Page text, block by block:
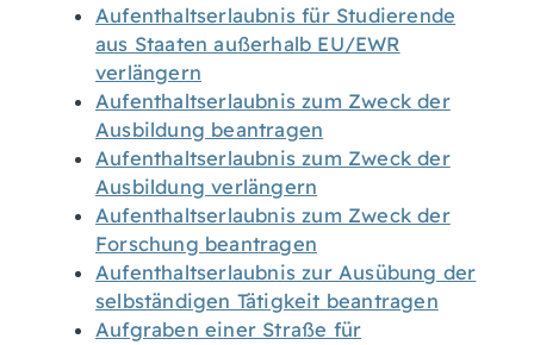
Aufenthaltserlaubnis für Studierende
aus Staaten außerhalb EU/EWR
verlängern
Aufenthaltserlaubnis zum Zweck der
Ausbildung beantragen
Aufenthaltserlaubnis zum Zweck der
Ausbildung verlängern
Aufenthaltserlaubnis zum Zweck der
Forschung beantragen
Aufenthaltserlaubnis zur Ausübung der
selbständigen Tätigkeit beantragen
Aufgraben einer Straße für